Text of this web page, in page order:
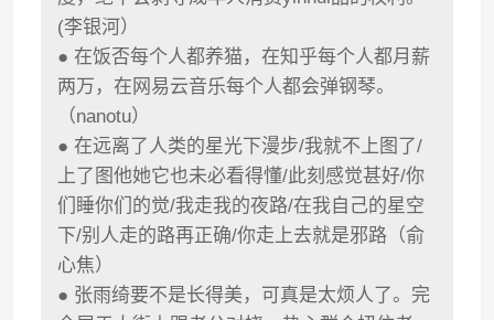
(李银河）
● 在饭否每个人都养猫，在知乎每个人都月薪
两万，在网易云音乐每个人都会弹钢琴。
（nanotu）
● 在远离了人类的星光下漫步/我就不上图了/
上了图他她它也未必看得懂/此刻感觉甚好/你
们睡你们的觉/我走我的夜路/在我自己的星空
下/别人走的路再正确/你走上去就是邪路（俞
心焦）
● 张雨绮要不是长得美，可真是太烦人了。完